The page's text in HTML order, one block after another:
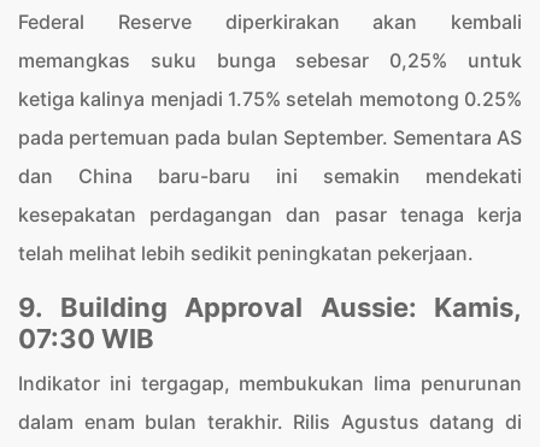
Federal Reserve diperkirakan akan kembali
memangkas suku bunga sebesar 0,25% untuk
ketiga kalinya menjadi 1.75% setelah memotong 0.25%
pada pertemuan pada bulan September. Sementara AS
dan China baru-baru ini semakin mendekati
kesepakatan perdagangan dan pasar tenaga kerja
telah melihat lebih sedikit peningkatan pekerjaan.
9. Building Approval Aussie: Kamis,
07:30 WIB
Indikator ini tergagap, membukukan lima penurunan
dalam enam bulan terakhir. Rilis Agustus datang di